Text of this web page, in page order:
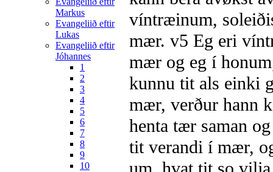
Markus
Evangeliið eftir
Lukas
Evangeliið eftir
Jóhannes
1
2
3
4
5
6
7
8
9
10
víntræinum,
mær. v5 Eg eri
mær og eg í
kunnu tit als einki
mær, verður hann
henta tær saman
tit verandi í mær,